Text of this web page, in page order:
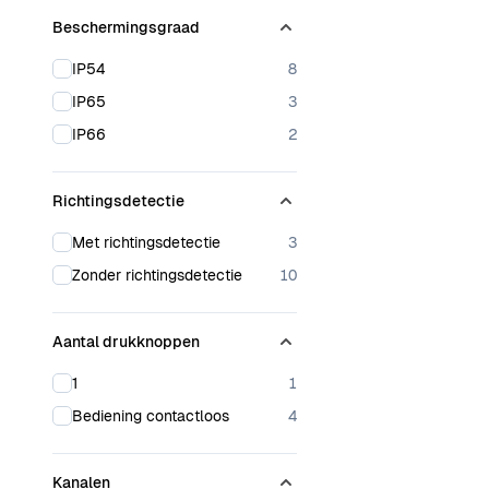
Beschermingsgraad
IP54 8products available
IP65
3products available
IP66
2products available
Richtingsdetectie
Met richtingsdetectie 3products available
Zonder richtingsdetectie
10products available
Aantal drukknoppen
1 1
Bediening contactloos
4products available
Kanalen